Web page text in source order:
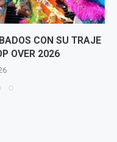
CON SU TRAJE
OVER 2026